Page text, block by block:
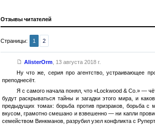
Отзывы читателей
Страницы: 1 2
AlisterOrm
13 августа 2018 г.
Ну что же, серия про агентство, устраивающее
преподнесёт.
Я с самого начала понял, что «Lockwood & Co.» —
будут раскрываться тайны и загадки этого мира, и
предыдущих томах: борьба против призраков, борьба
вкусом, грамотно смешано и взвешенно — ни капли
семейством Винкманов, разрубил узел конфликта с